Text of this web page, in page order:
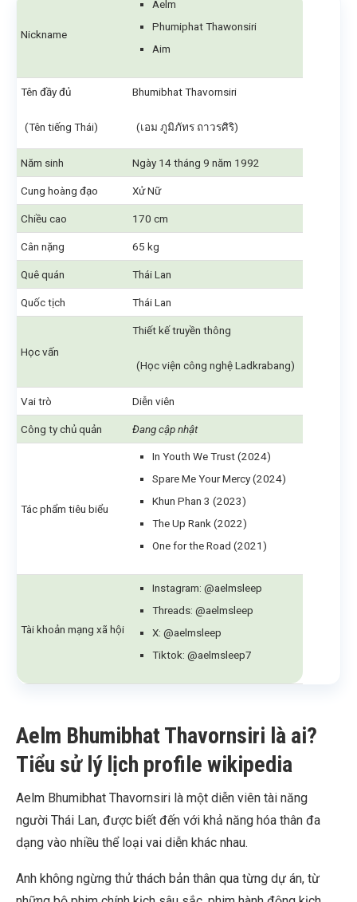
Nickname
Aelm
Phumiphat Thawonsiri
Aim
Tên đầy đủ
(Tên tiếng Thái)
Bhumibhat Thavornsiri
(เอม ภูมิภัทร ถาวรศิริ)
Năm sinh Ngày 14 tháng 9 năm 1992
Cung hoàng đạo Xử Nữ
Chiều cao 170 cm
Cân nặng 65 kg
Quê quán Thái Lan
Quốc tịch Thái Lan
Học vấn
Thiết kế truyền thông
(Học viện công nghệ Ladkrabang)
Vai trò Diễn viên
Công ty chủ quản Đang cập nhật
Tác phẩm tiêu biểu
In Youth We Trust (2024)
Spare Me Your Mercy (2024)
Khun Phan 3 (2023)
The Up Rank (2022)
One for the Road (2021)
Tài khoản mạng xã hội
Instagram: @aelmsleep
Threads: @aelmsleep
X: @aelmsleep
Tiktok: @aelmsleep7
Aelm Bhumibhat Thavornsiri là ai?
Tiểu sử lý lịch profile wikipedia
Aelm Bhumibhat Thavornsiri là một diễn viên tài năng
người Thái Lan, được biết đến với khả năng hóa thân đa
dạng vào nhiều thể loại vai diễn khác nhau.
Anh không ngừng thử thách bản thân qua từng dự án, từ